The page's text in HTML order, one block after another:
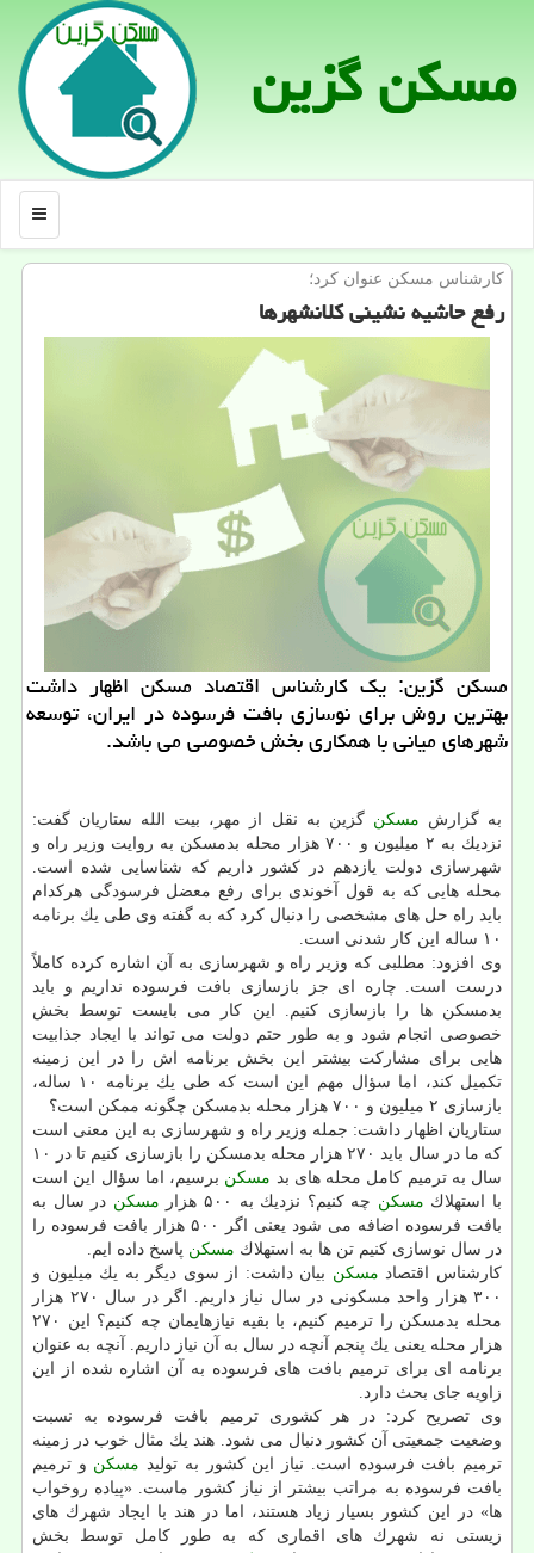
مسكن گزین
منو
كارشناس مسكن عنوان كرد؛
رفع حاشیه نشینی كلانشهرها
مسكن گزین: یك كارشناس اقتصاد مسكن اظهار داشت
بهترین روش برای نوسازی بافت فرسوده در ایران، توسعه
شهرهای میانی با همكاری بخش خصوصی می باشد.
به گزارش مسكن گزین به نقل از مهر، بیت الله ستاریان گفت:
نزدیك به ۲ میلیون و ۷۰۰ هزار محله بدمسكن به روایت وزیر راه و
شهرسازی دولت یازدهم در كشور داریم كه شناسایی شده است.
محله هایی كه به قول آخوندی برای رفع معضل فرسودگی هركدام
باید راه حل های مشخصی را دنبال كرد كه به گفته وی طی یك برنامه
۱۰ ساله این كار شدنی است.
وی افزود: مطلبی كه وزیر راه و شهرسازی به آن اشاره كرده كاملاً
درست است. چاره ای جز بازسازی بافت فرسوده نداریم و باید
بدمسكن ها را بازسازی كنیم. این كار می بایست توسط بخش
خصوصی انجام شود و به طور حتم دولت می تواند با ایجاد جذابیت
هایی برای مشاركت بیشتر این بخش برنامه اش را در این زمینه
تكمیل كند، اما سؤال مهم این است كه طی یك برنامه ۱۰ ساله،
بازسازی ۲ میلیون و ۷۰۰ هزار محله بدمسكن چگونه ممكن است؟
ستاریان اظهار داشت: جمله وزیر راه و شهرسازی به این معنی است
كه ما در سال باید ۲۷۰ هزار محله بدمسكن را بازسازی كنیم تا در ۱۰
سال به ترمیم كامل محله های بد مسكن برسیم، اما سؤال این است
با استهلاك مسكن چه كنیم؟ نزدیك به ۵۰۰ هزار مسكن در سال به
بافت فرسوده اضافه می شود یعنی اگر ۵۰۰ هزار بافت فرسوده را
در سال نوسازی كنیم تن ها به استهلاك مسكن پاسخ داده ایم.
كارشناس اقتصاد مسكن بیان داشت: از سوی دیگر به یك میلیون و
۳۰۰ هزار واحد مسكونی در سال نیاز داریم. اگر در سال ۲۷۰ هزار
محله بدمسكن را ترمیم كنیم، با بقیه نیازهایمان چه كنیم؟ این ۲۷۰
هزار محله یعنی یك پنجم آنچه در سال به آن نیاز داریم. آنچه به عنوان
برنامه ای برای ترمیم بافت های فرسوده به آن اشاره شده از این
زاویه جای بحث دارد.
وی تصریح كرد: در هر كشوری ترمیم بافت فرسوده به نسبت
وضعیت جمعیتی آن كشور دنبال می شود. هند یك مثال خوب در زمینه
ترمیم بافت فرسوده است. نیاز این كشور به تولید مسكن و ترمیم
بافت فرسوده به مراتب بیشتر از نیاز كشور ماست. «پیاده روخواب
ها» در این كشور بسیار زیاد هستند، اما در هند با ایجاد شهرك های
زیستی نه شهرك های اقماری كه به طور كامل توسط بخش